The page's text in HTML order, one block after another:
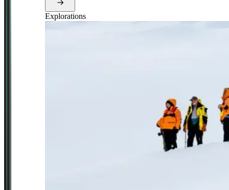
Explorations